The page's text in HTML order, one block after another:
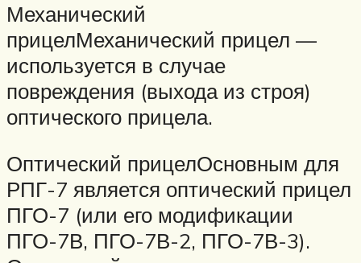
Механический
прицелМеханический прицел —
используется в случае
повреждения (выхода из строя)
оптического прицела.
Оптический прицелОсновным для
РПГ-7 является оптический прицел
ПГО-7 (или его модификации
ПГО-7В, ПГО-7В-2, ПГО-7В-3).